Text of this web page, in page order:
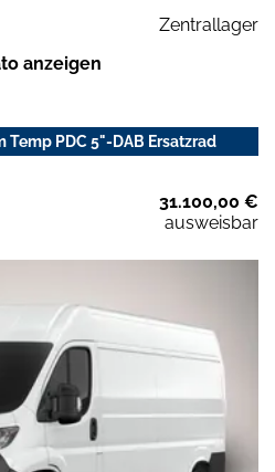
Zentrallager
anzeigen
Temp PDC 5"-DAB Ersatzrad
31.100,00 €
ausweisbar